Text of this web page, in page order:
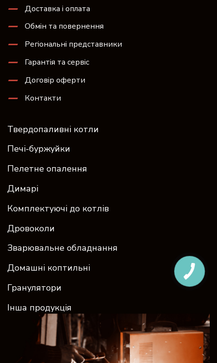
Доставка і оплата
Обмін та повернення
Регіональні представники
Гарантія та сервіс
Договір оферти
Контакти
Твердопаливні котли
Печі-буржуйки
Пелетне опалення
Димарі
Комплектуючі до котлів
Дровоколи
Зварювальне обладнання
Домашні коптильні
Гранулятори
Інша продукція